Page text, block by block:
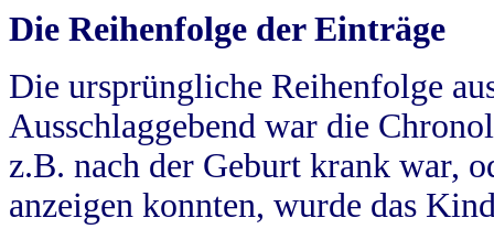
Die Reihenfolge der Einträge
Die ursprüngliche Reihenfolge
Ausschlaggebend war die
z.B. nach der Geburt krank war,
anzeigen konnten, wurde das